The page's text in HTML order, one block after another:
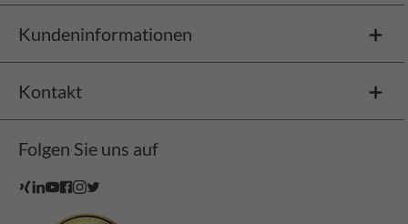
Kundeninformationen
Kontakt
Folgen Sie uns auf